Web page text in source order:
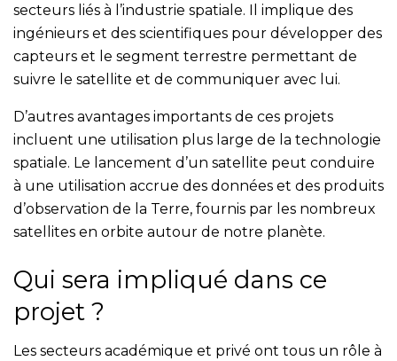
secteurs liés à l’industrie spatiale. Il implique des
ingénieurs et des scientifiques pour développer des
capteurs et le segment terrestre permettant de
suivre le satellite et de communiquer avec lui.
D’autres avantages importants de ces projets
incluent une utilisation plus large de la technologie
spatiale. Le lancement d’un satellite peut conduire
à une utilisation accrue des données et des produits
d’observation de la Terre, fournis par les nombreux
satellites en orbite autour de notre planète.
Qui sera impliqué dans ce
projet ?
Les secteurs académique et privé ont tous un rôle à